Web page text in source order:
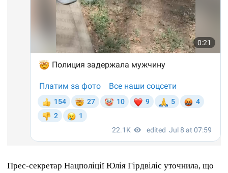
Прес-секретар Нацполіції Юлія Гірдвіліс уточнила, що